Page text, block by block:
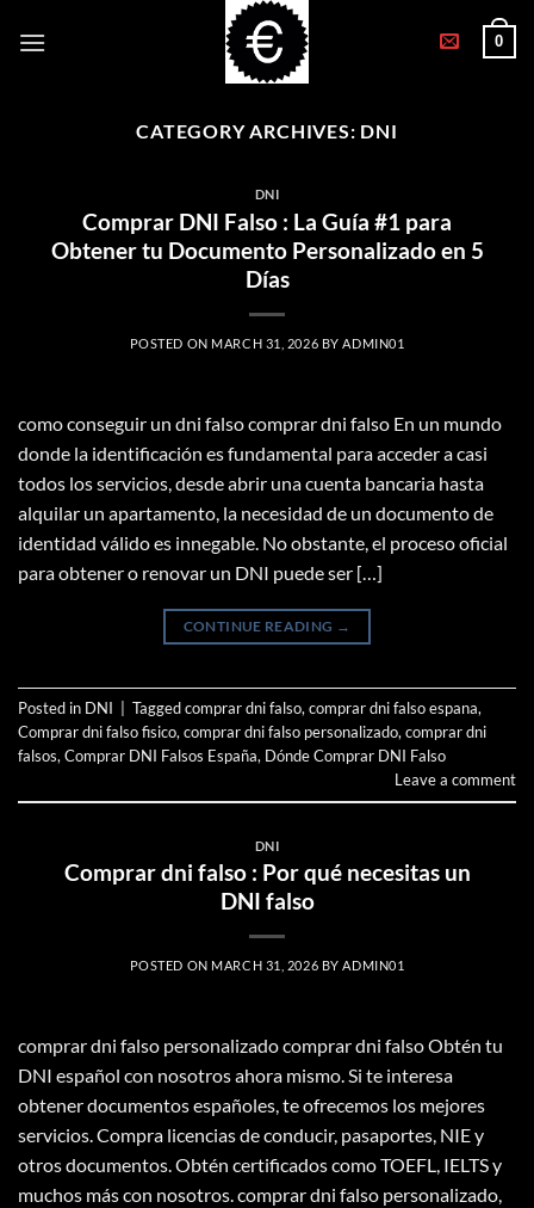
0
CATEGORY ARCHIVES: DNI
DNI
Comprar DNI Falso : La Guía #1 para
Obtener tu Documento Personalizado en 5
Días
POSTED ON MARCH 31, 2026 BY ADMIN01
como conseguir un dni falso comprar dni falso En un mundo
donde la identificación es fundamental para acceder a casi
todos los servicios, desde abrir una cuenta bancaria hasta
alquilar un apartamento, la necesidad de un documento de
identidad válido es innegable. No obstante, el proceso oficial
para obtener o renovar un DNI puede ser […]
CONTINUE READING →
Posted in DNI Taggedcomprar dni falso, comprar dni falso espana,
Comprar dni falso fisico, comprar dni falso personalizado, comprar dni
falsos, Comprar DNI Falsos España, Dónde Comprar DNI Falso
Leave a comment
DNI
Comprar dni falso : Por qué necesitas un
DNI falso
POSTED ON MARCH 31, 2026 BYADMIN01
comprar dni falso personalizado comprar dni falso Obtén tu
DNI español con nosotros ahora mismo. Si te interesa
obtener documentos españoles, te ofrecemos los mejores
servicios. Compra licencias de conducir, pasaportes, NIE y
otros documentos. Obtén certificados como TOEFL, IELTS y
muchos más con nosotros. comprar dni falso personalizado,